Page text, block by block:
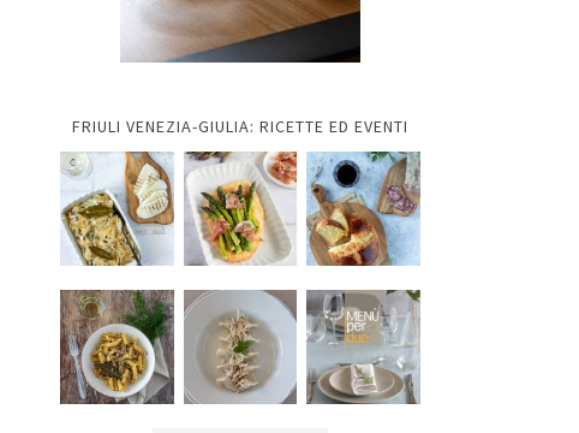
FRIULI VENEZIA-GIULIA: RICETTE ED EVENTI